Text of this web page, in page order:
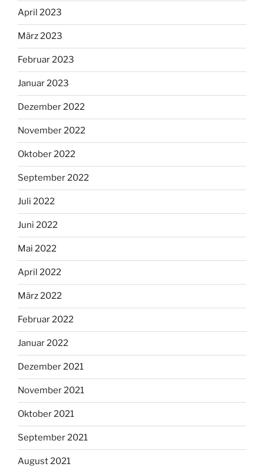
April 2023
März 2023
Februar 2023
Januar 2023
Dezember 2022
November 2022
Oktober 2022
September 2022
Juli 2022
Juni 2022
Mai 2022
April 2022
März 2022
Februar 2022
Januar 2022
Dezember 2021
November 2021
Oktober 2021
September 2021
August 2021